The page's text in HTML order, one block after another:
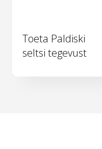
Toeta Paldiski
seltsi tegevust